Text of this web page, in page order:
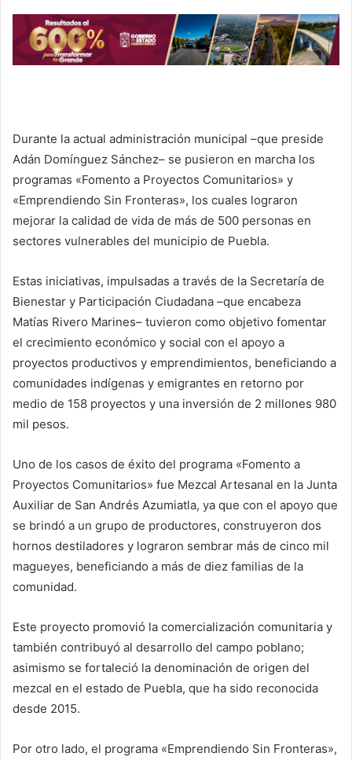
Durante la actual administración municipal –que preside
Adán Domínguez Sánchez– se pusieron en marcha los
programas «Fomento a Proyectos Comunitarios» y
«Emprendiendo Sin Fronteras», los cuales lograron
mejorar la calidad de vida de más de 500 personas en
sectores vulnerables del municipio de Puebla.
Estas iniciativas, impulsadas a través de la Secretaría de
Bienestar y Participación Ciudadana –que encabeza
Matías Rivero Marines– tuvieron como objetivo fomentar
el crecimiento económico y social con el apoyo a
proyectos productivos y emprendimientos, beneficiando a
comunidades indígenas y emigrantes en retorno por
medio de 158 proyectos y una inversión de 2 millones 980
mil pesos.
Uno de los casos de éxito del programa «Fomento a
Proyectos Comunitarios» fue Mezcal Artesanal en la Junta
Auxiliar de San Andrés Azumiatla, ya que con el apoyo que
se brindó a un grupo de productores, construyeron dos
hornos destiladores y lograron sembrar más de cinco mil
magueyes, beneficiando a más de diez familias de la
comunidad.
Este proyecto promovió la comercialización comunitaria y
también contribuyó al desarrollo del campo poblano;
asimismo se fortaleció la denominación de origen del
mezcal en el estado de Puebla, que ha sido reconocida
desde 2015.
Por otro lado, el programa «Emprendiendo Sin Fronteras»,